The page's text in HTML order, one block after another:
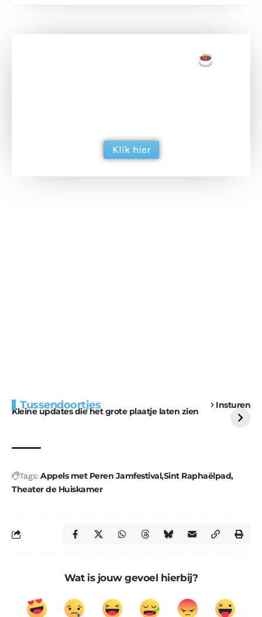
Klik hier
Tussendoortjes Insturen
Kleine updates die het grote plaatje laten zien
voor kabouters
uitdaging
Tags:Appels met Peren JamfestivalSint Raphaëlpad
Theater de Huiskamer
Wat is jouw gevoel hierbij?